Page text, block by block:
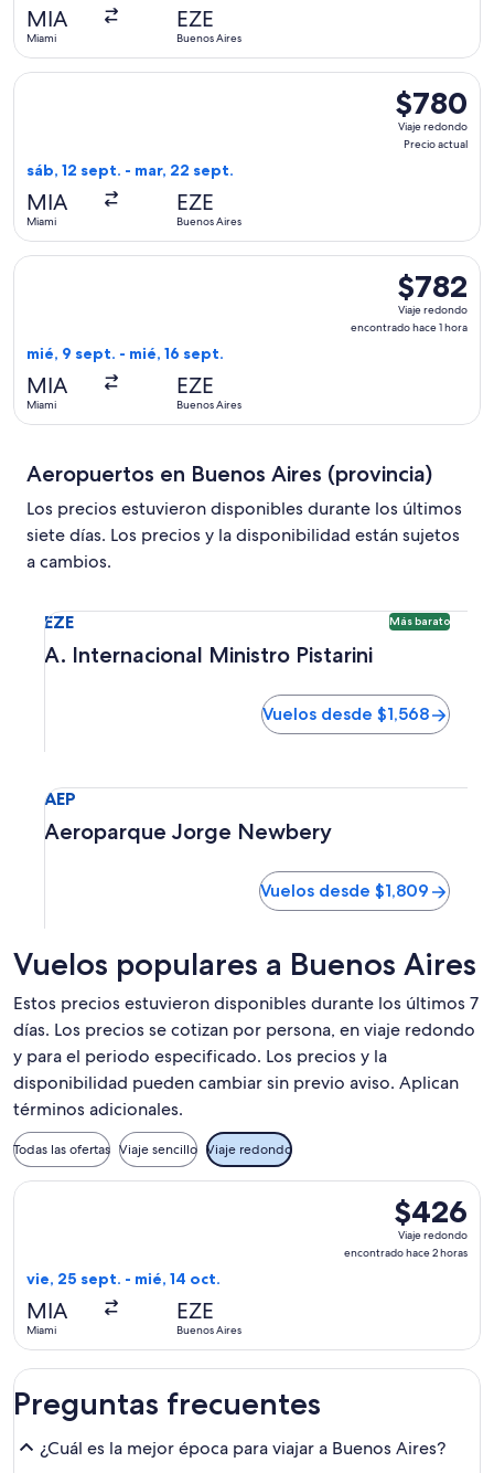
MIA
Miami
EZE
Buenos Aires
$780
Viaje
redondo,
$780
Viaje redondo
Precio actual
sáb, 12 sept. - mar, 22 sept.
MIA
Miami
EZE
Buenos Aires
Seleccionar vuelo de Aerolineas Argentinas, con salida el
$782
Viaje
redondo,
$782
Viaje redondo
encontrado hace 1 hora
mié, 9 sept. - mié, 16 sept.
MIA
Miami
EZE
Buenos Aires
Seleccionar vuelo de United, con salida el mié, 9 sept.
Aeropuertos en Buenos Aires (provincia)
Los precios estuvieron disponibles durante los últimos
siete días. Los precios y la disponibilidad están sujetos
a cambios.
EZE Más barato
A. Internacional Ministro Pistarini
Vuelos desde $1,568
AEP
Aeroparque Jorge Newbery
Vuelos desde $1,809
Vuelos populares a Buenos Aires
Estos precios estuvieron disponibles durante los últimos 7
días. Los precios se cotizan por persona, en viaje redondo
y para el periodo especificado. Los precios y la
disponibilidad pueden cambiar sin previo aviso. Aplican
términos adicionales.
Todas las ofertas Viaje sencillo Viaje redondo
$426
Viaje
redondo,
$426
Viaje redondo
encontrado hace 2 horas
vie, 25 sept. - mié, 14 oct.
MIA
Miami
EZE
Buenos Aires
Seleccionar vuelo de Arajet, con salida el vie, 25 sept.
Preguntas frecuentes
¿Cuál es la mejor época para viajar a Buenos Aires?